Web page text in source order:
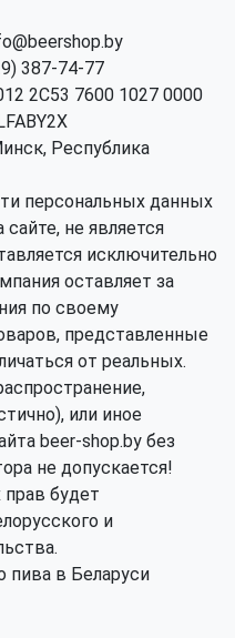
387-74-77
2C53 7600 1027 0000
Республика
персональных данных
не является
исключительно
оставляет за
по своему
представленные
от реальных.
или иное
beer-shop.by без
не допускается!
будет
и
пива в Беларуси